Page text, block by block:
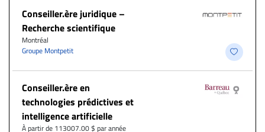
Conseiller.ère juridique –
Recherche scientifique
Montréal
Groupe Montpetit
Conseiller.ère en
technologies prédictives et
intelligence artificielle
À partir de 113007.00 $ par année